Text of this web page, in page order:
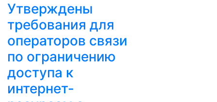
Утверждены
требования для
операторов связи
по ограничению
доступа к
интернет-